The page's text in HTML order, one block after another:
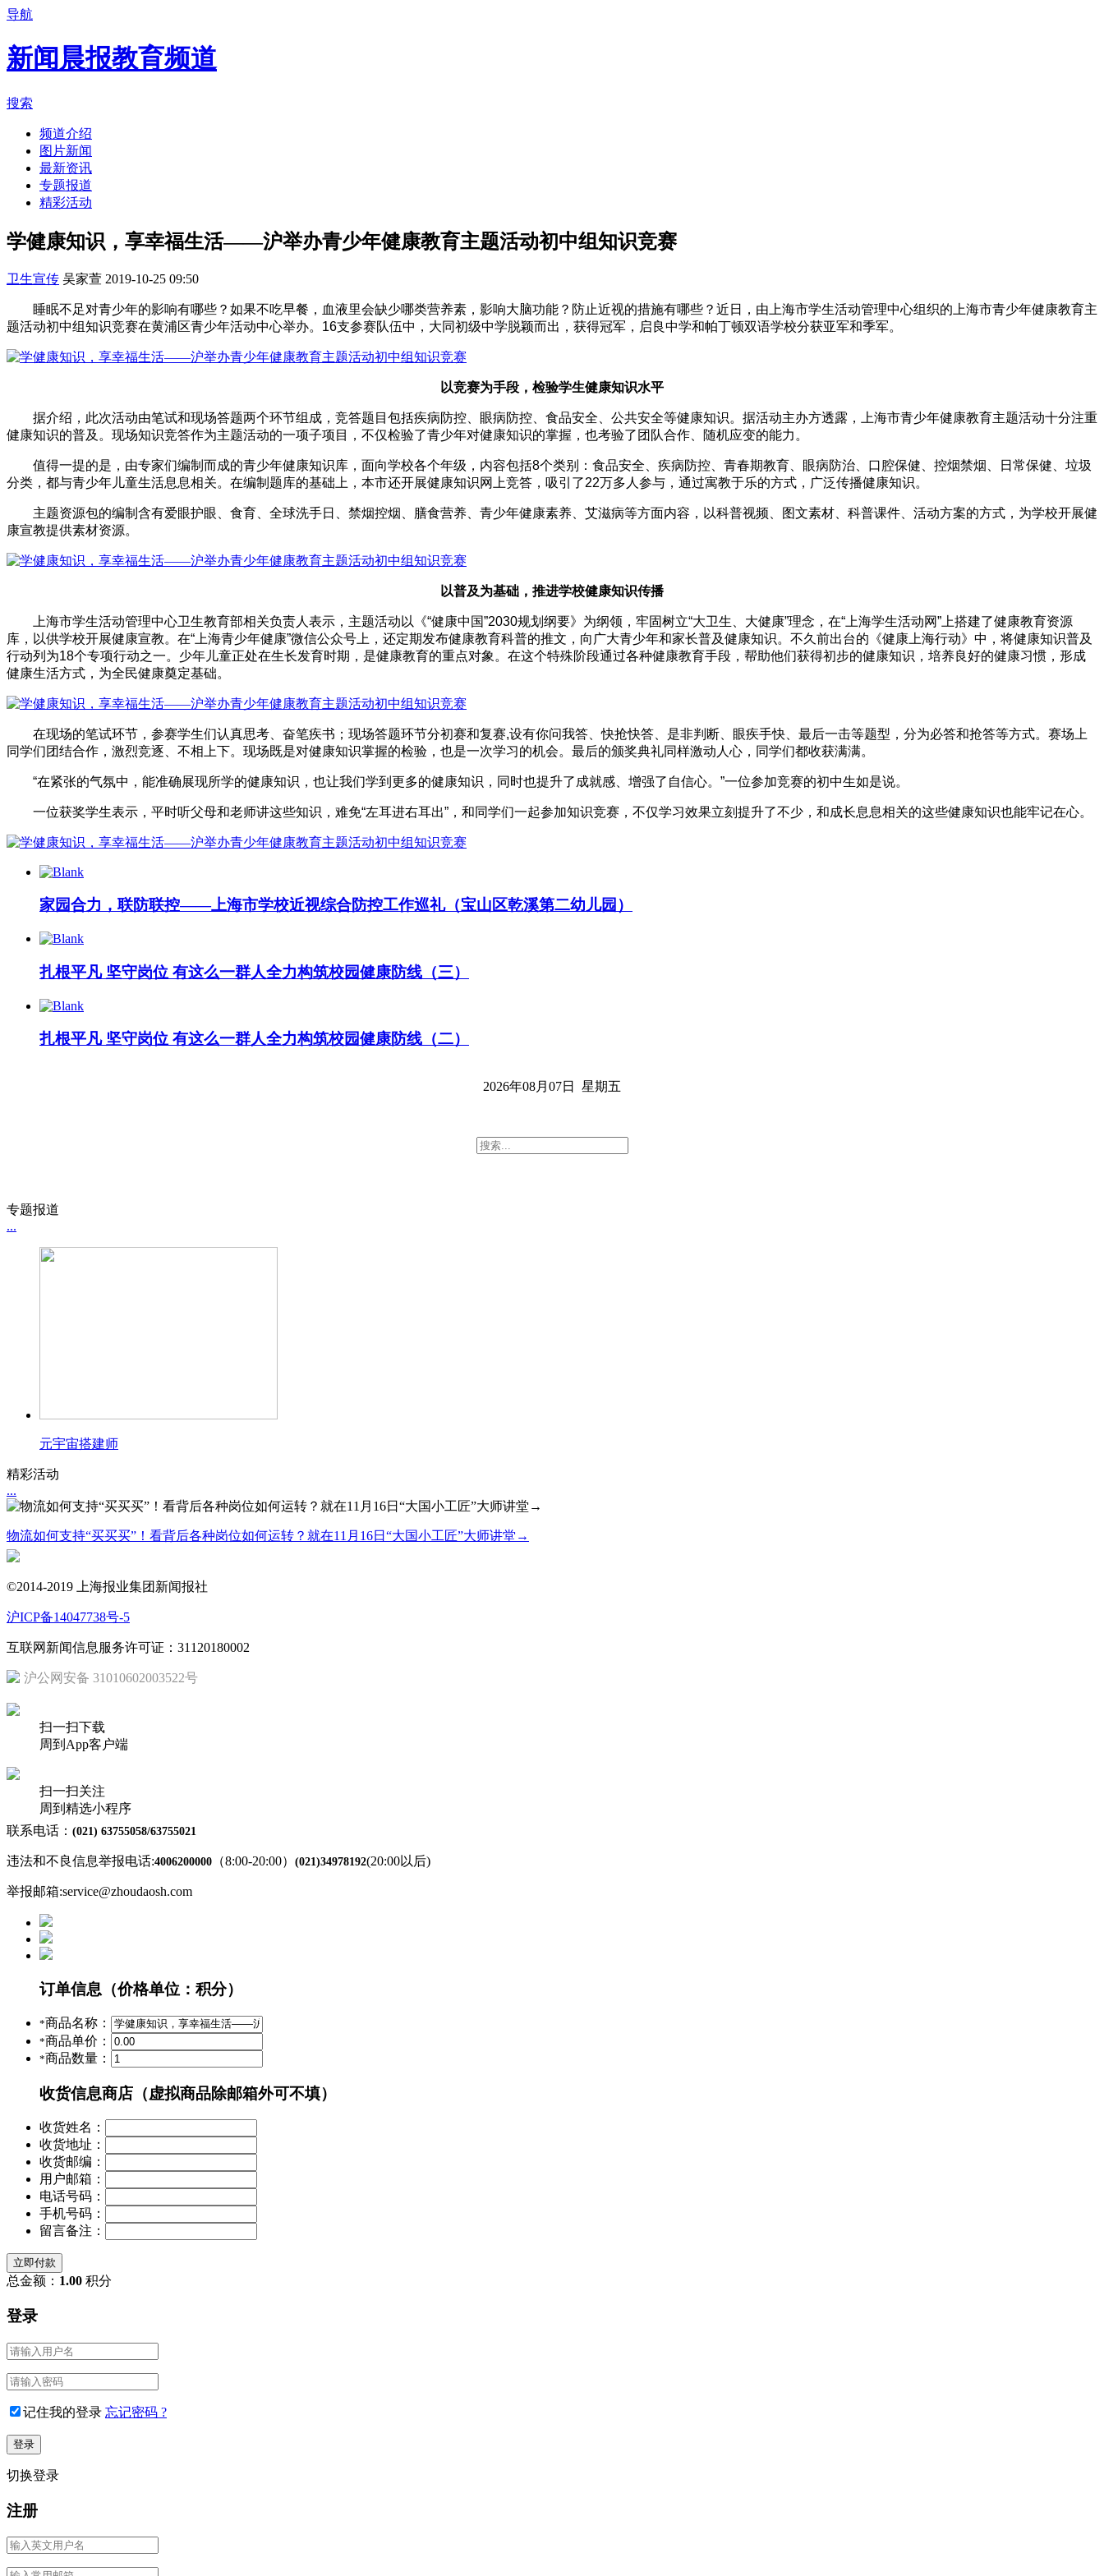
导航
新闻晨报教育频道
搜索
频道介绍
图片新闻
最新资讯
专题报道
精彩活动
学健康知识，享幸福生活——沪举办青少年健康教育主题活动初中组知识竞赛
卫生宣传 吴家萱 2019-10-25 09:50
睡眠不足对青少年的影响有哪些？如果不吃早餐，血液里会缺少哪类营养素，影响大脑功能？防止近视的措施有哪些？近日，由上海市学生活动管理中心组织的上海市青少年健康教育主
题活动初中组知识竞赛在黄浦区青少年活动中心举办。16支参赛队伍中，大同初级中学脱颖而出，获得冠军，启良中学和帕丁顿双语学校分获亚军和季军。
以竞赛为手段，检验学生健康知识水平
据介绍，此次活动由笔试和现场答题两个环节组成，竞答题目包括疾病防控、眼病防控、食品安全、公共安全等健康知识。据活动主办方透露，上海市青少年健康教育主题活动十分注重
健康知识的普及。现场知识竞答作为主题活动的一项子项目，不仅检验了青少年对健康知识的掌握，也考验了团队合作、随机应变的能力。
值得一提的是，由专家们编制而成的青少年健康知识库，面向学校各个年级，内容包括8个类别：食品安全、疾病防控、青春期教育、眼病防治、口腔保健、控烟禁烟、日常保健、垃圾
分类，都与青少年儿童生活息息相关。在编制题库的基础上，本市还开展健康知识网上竞答，吸引了22万多人参与，通过寓教于乐的方式，广泛传播健康知识。
主题资源包的编制含有爱眼护眼、食育、全球洗手日、禁烟控烟、膳食营养、青少年健康素养、艾滋病等方面内容，以科普视频、图文素材、科普课件、活动方案的方式，为学校开展健
康宣教提供素材资源。
以普及为基础，推进学校健康知识传播
上海市学生活动管理中心卫生教育部相关负责人表示，主题活动以《“健康中国”2030规划纲要》为纲领，牢固树立“大卫生、大健康”理念，在“上海学生活动网”上搭建了健康教育资源
库，以供学校开展健康宣教。在“上海青少年健康”微信公众号上，还定期发布健康教育科普的推文，向广大青少年和家长普及健康知识。不久前出台的《健康上海行动》中，将健康知识普及
行动列为18个专项行动之一。少年儿童正处在生长发育时期，是健康教育的重点对象。在这个特殊阶段通过各种健康教育手段，帮助他们获得初步的健康知识，培养良好的健康习惯，形成
健康生活方式，为全民健康奠定基础。
在现场的笔试环节，参赛学生们认真思考、奋笔疾书；现场答题环节分初赛和复赛,设有你问我答、快抢快答、是非判断、眼疾手快、最后一击等题型，分为必答和抢答等方式。赛场上
同学们团结合作，激烈竞逐、不相上下。现场既是对健康知识掌握的检验，也是一次学习的机会。最后的颁奖典礼同样激动人心，同学们都收获满满。
“在紧张的气氛中，能准确展现所学的健康知识，也让我们学到更多的健康知识，同时也提升了成就感、增强了自信心。”一位参加竞赛的初中生如是说。
一位获奖学生表示，平时听父母和老师讲这些知识，难免“左耳进右耳出”，和同学们一起参加知识竞赛，不仅学习效果立刻提升了不少，和成长息息相关的这些健康知识也能牢记在心。
家园合力，联防联控——上海市学校近视综合防控工作巡礼（宝山区乾溪第二幼儿园）
扎根平凡 坚守岗位 有这么一群人全力构筑校园健康防线（三）
扎根平凡 坚守岗位 有这么一群人全力构筑校园健康防线（二）
2026年08月07日 星期五
专题报道
...
元宇宙搭建师
精彩活动
...
物流如何支持“买买买”！看背后各种岗位如何运转？就在11月16日“大国小工匠”大师讲堂→
©2014-2019 上海报业集团新闻报社
沪ICP备14047738号-5
互联网新闻信息服务许可证：31120180002
沪公网安备 31010602003522号
扫一扫下载
周到App客户端
扫一扫关注
周到精选小程序
联系电话： (021) 63755058/63755021
违法和不良信息举报电话:4006200000 （8:00-20:00） (021)34978192(20:00以后)
举报邮箱:service@zhoudaosh.com
订单信息 （价格单位：积分）
*商品名称：
*商品单价：
*商品数量：
收货信息商店（虚拟商品除邮箱外可不填）
收货姓名：
收货地址：
收货邮编：
用户邮箱：
电话号码：
手机号码：
留言备注：
立即付款
总金额： 1.00 积分
登录
记住我的登录 忘记密码 ?
切换登录
注册